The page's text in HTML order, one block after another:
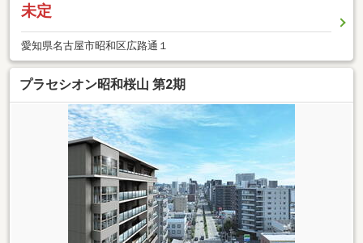
未定
愛知県名古屋市昭和区広路通１
プラセシオン昭和桜山 第2期